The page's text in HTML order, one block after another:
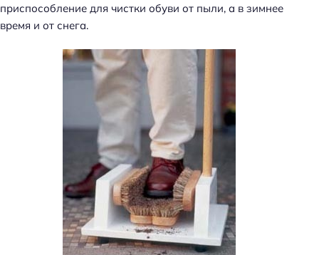
приспособление для чистки обуви от пыли, а в зимнее
время и от снега.